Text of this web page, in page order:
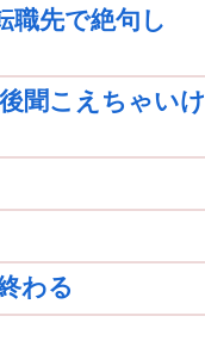
職先で絶句し
聞こえちゃいけ
わる